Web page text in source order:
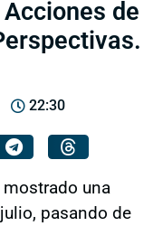
de
22:30
una
pasando de